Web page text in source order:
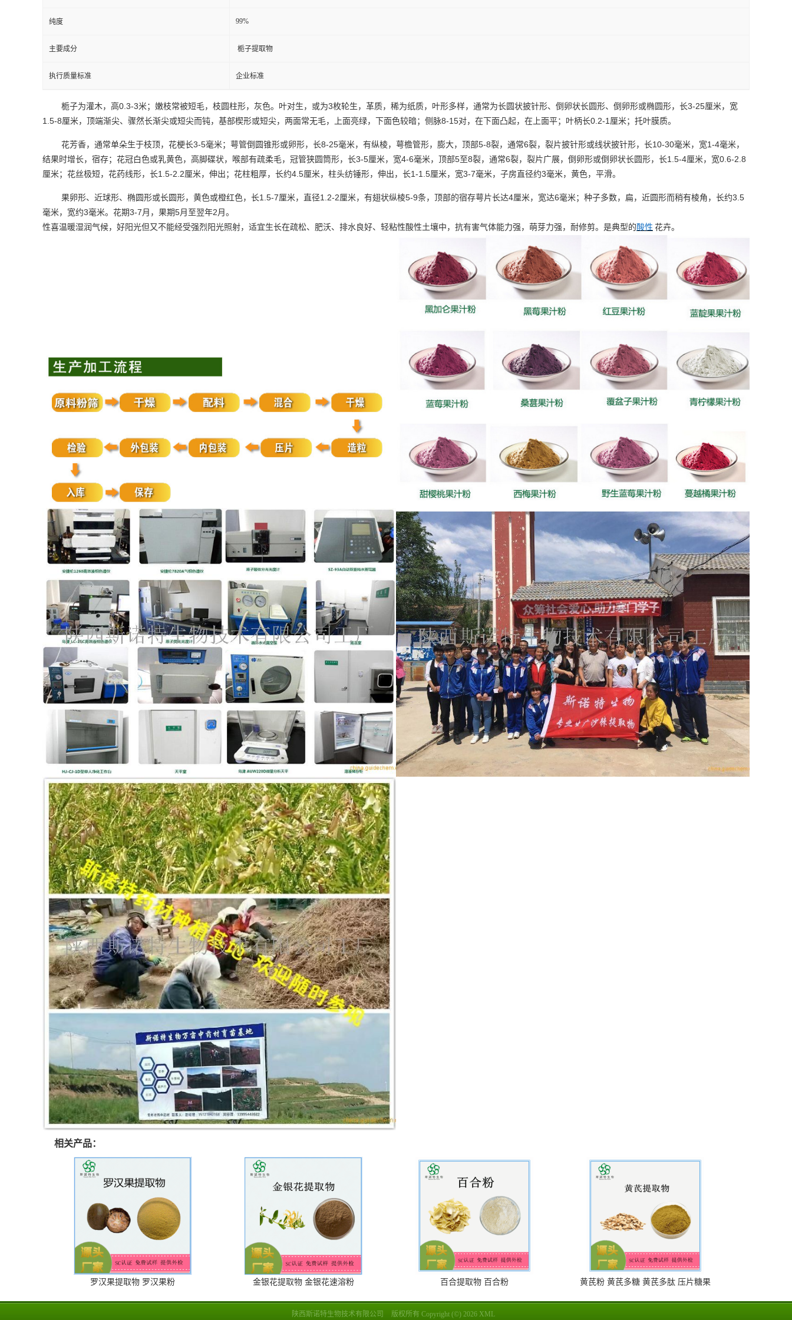
纯度 99%
主要成分 栀子提取物
执行质量标准 企业标准
栀子为灌木，高0.3-3米；嫩枝常被短毛，枝圆柱形，灰色。叶对生，或为3枚轮生，革质，稀为纸质，叶形多样，通常为长圆状披针形、倒卵状长圆形、倒卵形或椭圆形，长3-25厘米，宽
1.5-8厘米，顶端渐尖、骤然长渐尖或短尖而钝，基部楔形或短尖，两面常无毛，上面亮绿，下面色较暗；侧脉8-15对，在下面凸起，在上面平；叶柄长0.2-1 厘米；托叶膜质。
花芳香，通常单朵生于枝顶，花梗长3-5毫米；萼管倒圆锥形或卵形，长8-25毫米，有纵棱，萼檐管形，膨大，顶部5-8裂，通常6裂，裂片披针形或线状披针形，长10-30毫米，宽1-4毫米，
结果时增长，宿存；花冠白色或乳黄色，高脚碟状，喉部有疏柔毛，冠管狭圆筒形，长3-5厘米，宽4-6毫米，顶部5至8裂，通常6裂，裂片广展，倒卵形或倒卵状长圆形，长1.5-4厘米，宽0.6-2.8
厘米；花丝极短，花药线形，长1.5-2.2厘米，伸出；花柱粗厚，长约4.5厘米，柱头纺锤形，伸出，长1-1.5厘米，宽3-7毫米，子房直径约3毫米，黄色，平滑。
果卵形、近球形、椭圆形或长圆形，黄色或橙红色，长1.5-7厘米，直径1.2-2厘米，有翅状纵棱5-9条，顶部的宿存萼片长达4厘米，宽达6毫米；种子多数，扁，近圆形而稍有棱角，长约3.5
毫米，宽约3毫米。花期3-7月，果期5月至翌年2月。
性喜温暖湿润气候，好阳光但又不能经受强烈阳光照射，适宜生长在疏松、肥沃、排水良好、轻粘性酸性土壤中，抗有害气体能力强，萌芽力强，耐修剪。是典型的酸性 花卉。
相关产品：
罗汉果提取物 罗汉果粉 金银花提取物 金银花速溶粉 百合提取物 百合粉 黄芪粉 黄芪多糖 黄芪多肽 压片糖果
陕西斯诺特生物技术有限公司 版权所有 Copyright (©) 2026 XML